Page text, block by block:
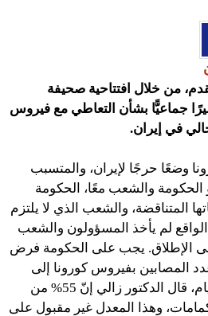
من خلال افتتاحية صحيفة
جماعيًّا بشأن التعاطي مع فيروس
في إيران.
وضعًا حرجًا لإيران، والمتسبب
والشعب معًا، الحكومة
المتناقضة، والشعب الذي لا يلتزم
لم يأخذ المسؤولون والشعب
الإطلاق. يجب على الحكومة فرض
المصابين بفيروس كورونا إلى
أدنى مستوياته. قبل عدة أيام، قال الدكتور زالي إنّ 55% من
وهذا المعدل غير مقبول على